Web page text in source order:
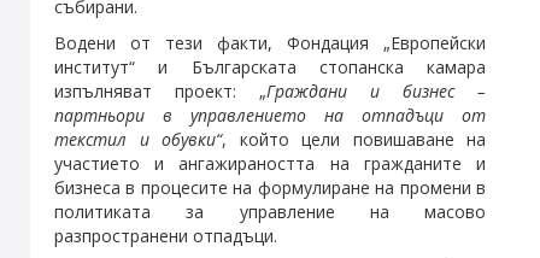
събирани.
Водени от тези факти, Фондация „Европейски
институт“ и Българската стопанска камара
изпълняват проект: „Граждани и бизнес –
партньори в управлението на отпадъци от
текстил и обувки“, който цели повишаване на
участието и ангажираността на гражданите и
бизнеса в процесите на формулиране на промени в
политиката за управление на масово
разпространени отпадъци.